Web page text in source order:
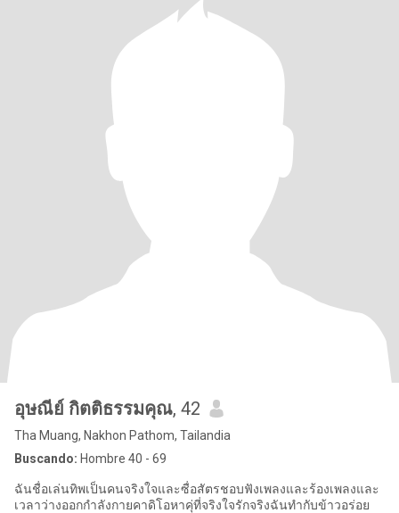
อุษณีย์ กิตติธรรมคุณ, 42
Tha Muang, Nakhon Pathom, Tailandia
Buscando: Hombre 40 - 69
ฉันชื่อเล่นทิพเป็นคนจริงใจและซื่อสัตรชอบฟังเพลงและร้องเพลงและ
เวลาว่างออกกำลังกายคาดิโอหาคุ่ที่จริงใจรักจริงฉันทำกับข้าวอร่อย